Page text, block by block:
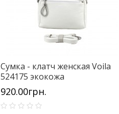
Сумка - клатч женская Voila
524175 экокожа
920.00грн.